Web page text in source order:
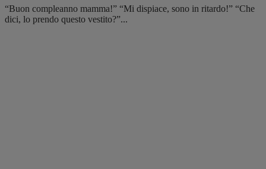
“Buon compleanno mamma!” “Mi dispiace, sono in ritardo!” “Che
dici, lo prendo questo vestito?”...